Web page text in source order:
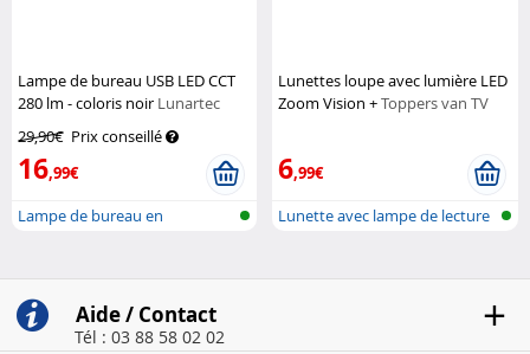
Lampe de bureau USB LED CCT
280 lm - coloris noir Lunartec
29,90€ Prix conseillé
16,99€
Lampe de bureau en
Lunettes loupe avec lumière LED
Zoom Vision +Toppers van TV
6,99€
Lunette avec lampe de lecture
Aide / Contact
Tél : 03 88 58 02 02